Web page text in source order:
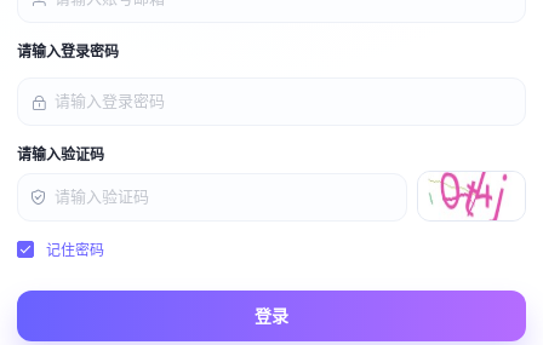
请输入登录密码
请输入验证码
记住密码
登录